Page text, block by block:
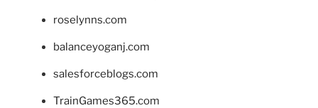
roselynns.com
balanceyoganj.com
salesforceblogs.com
TrainGames365.com